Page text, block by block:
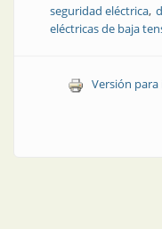
seguridad eléctrica
eléctricas de baja
Versión